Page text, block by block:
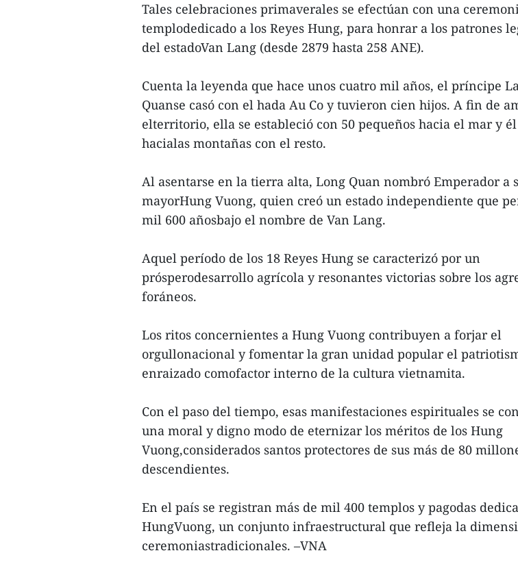
Tales celebraciones primaverales se efectúan con una
templodedicado a los Reyes Hung, para honrar a los patrones
del estadoVan Lang (desde 2879 hasta 258 ANE).
Cuenta la leyenda que hace unos cuatro mil años, el príncipe
Quanse casó con el hada Au Co y tuvieron cien hijos. A fin de
elterritorio, ella se estableció con 50 pequeños hacia el mar y
hacialas montañas con el resto.
Al asentarse en la tierra alta, Long Quan nombró Emperador a
mayorHung Vuong, quien creó un estado independiente que
mil 600 añosbajo el nombre de Van Lang.
Aquel período de los 18 Reyes Hung se caracterizó por un
prósperodesarrollo agrícola y resonantes victorias sobre los
foráneos.
Los ritos concernientes a Hung Vuong contribuyen a forjar el
orgullonacional y fomentar la gran unidad popular el
enraizado comofactor interno de la cultura vietnamita.
Con el paso del tiempo, esas manifestaciones espirituales se
una moral y digno modo de eternizar los méritos de los Hung
Vuong,considerados santos protectores de sus más de 80
descendientes.
En el país se registran más de mil 400 templos y pagodas
HungVuong, un conjunto infraestructural que refleja la
ceremoniastradicionales. –VNA